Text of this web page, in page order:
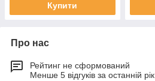
Купити
Про нас
Рейтинг не сформований
Менше 5 відгуків за останній рік